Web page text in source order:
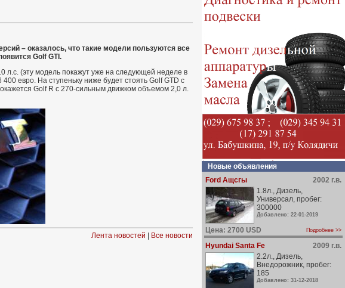
– оказалось, что такие модели пользуются все
Golf GTI.
л.с. (эту модель покажут уже на следующей неделе в
евро. На ступеньку ниже будет стоять Golf GTD с
Golf R с 270-сильным движком объемом 2,0 л.
Лента новостей Все новости
Новые объявления
Ford Ащсгы
2002 г.в.
1.8л., Дизель,
Универсал, пробег:
300000
Добавлено: 22-01-2019
Цена: 2700 USD Подробнее >>
Hyundai Santa Fe
2009 г.в.
2.2л., Дизель,
Внедорожник, пробег:
185
Добавлено: 31-12-2018